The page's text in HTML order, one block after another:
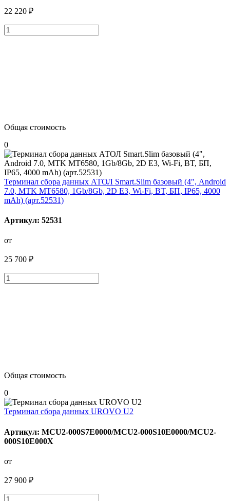
22 220 ₽
Общая стоимость
0
Терминал сбора данных АТОЛ Smart.Slim базовый (4", Android
7.0, MTK MT6580, 1Gb/8Gb, 2D E3, Wi-Fi, BT, БП, IP65, 4000
mАh) (арт.52531)
Артикул: 52531
от
25 700 ₽
Общая стоимость
0
Терминал сбора данных UROVO U2
Артикул: MCU2-000S7E0000/MCU2-000S10E0000/MCU2-
000S10E000X
от
27 900 ₽